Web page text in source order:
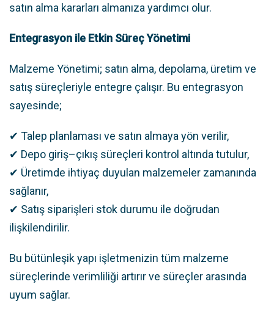
satın alma kararları almanıza yardımcı olur.
Entegrasyon ile Etkin Süreç Yönetimi
Malzeme Yönetimi; satın alma, depolama, üretim ve
satış süreçleriyle entegre çalışır. Bu entegrasyon
sayesinde;
✔ Talep planlaması ve satın almaya yön verilir,
✔ Depo giriş–çıkış süreçleri kontrol altında tutulur,
✔ Üretimde ihtiyaç duyulan malzemeler zamanında
sağlanır,
✔ Satış siparişleri stok durumu ile doğrudan
ilişkilendirilir.
Bu bütünleşik yapı işletmenizin tüm malzeme
süreçlerinde verimliliği artırır ve süreçler arasında
uyum sağlar.